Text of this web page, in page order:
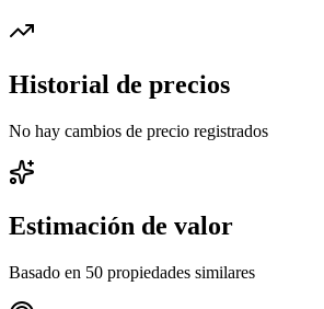
Historial de precios
No hay cambios de precio registrados
Estimación de valor
Basado en 50 propiedades similares